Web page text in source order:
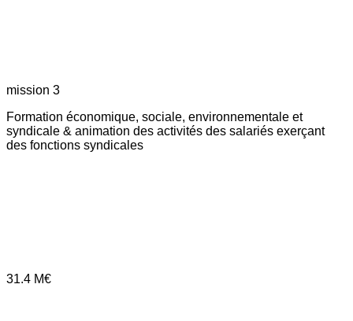
mission 3
Formation économique, sociale, environnementale et
syndicale & animation des activités des salariés exerçant
des fonctions syndicales
31.4 M€